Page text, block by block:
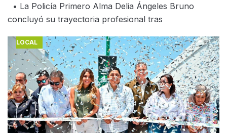
• La Policía Primero Alma Delia Ángeles Bruno
concluyó su trayectoria profesional tras
LOCAL